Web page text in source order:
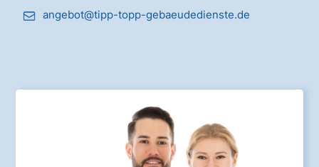
angebot@tipp-topp-gebaeudedienste.de